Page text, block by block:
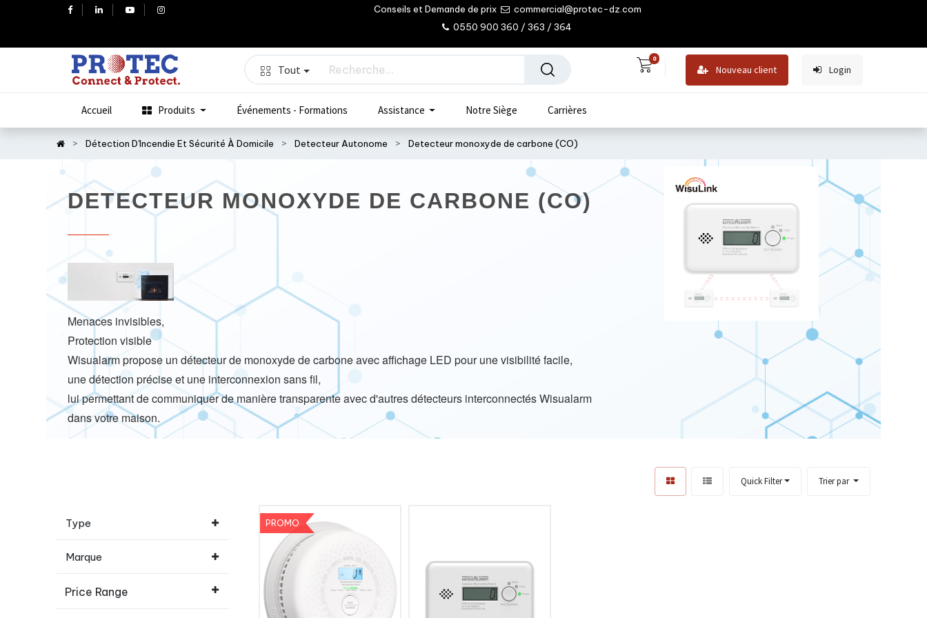
Conseils et Demande de prix
commercial@protec-dz.com
0550 900 360 / 363 / 364
Tout
0
Nouveau client Login
Accueil Produits Événements - Formations Assistance Notre Siège Carrières
Détection D'Incendie Et Sécurité À Domicile Detecteur Autonome Detecteur monoxyde de carbone (CO)
DETECTEUR MONOXYDE DE CARBONE (CO)
Menaces invisibles,
Protection visible
Wisualarm propose un détecteur de monoxyde de carbone avec affichage LED pour une visibilité facile,
une détection précise et une interconnexion sans fil,
lui permettant de communiquer de manière transparente avec d'autres détecteurs interconnectés Wisualarm
dans votre maison.
Trier par
Quick Filter
Type
Marque
Price Range
PROMO